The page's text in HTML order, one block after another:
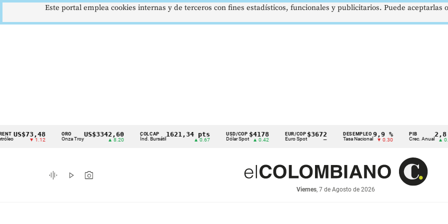
Cintillo
indicadores
económicos
▼ 1.12
ORO
Onza Troy
US$3342,60 COLCAP
Índ. Bursátil
1621,34 pts USD/COP
Dólar Spot
$4178
▲ 0.42
EUR/COP
Euro Spot
$3672
—
DESEMPLEO
Tasa Nacional
9,9 %
▼ 0.30
PIB
Crec. Anual
2,8 %
▲ 0.10
graphic_eq play_arrow photo_camera
Viernes, 7 de Agosto de 2026
Este portal emplea cookies internas y de terceros con fines estadísticos, funcionales y publicitarios. Puede aceptarlas